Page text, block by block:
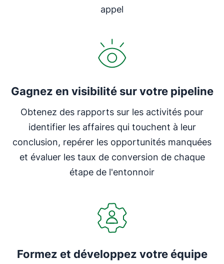
appel
Gagnez en visibilité sur votre pipeline
Obtenez des rapports sur les activités pour
identifier les affaires qui touchent à leur
conclusion, repérer les opportunités manquées
et évaluer les taux de conversion de chaque
étape de l'entonnoir
Formez et développez votre équipe